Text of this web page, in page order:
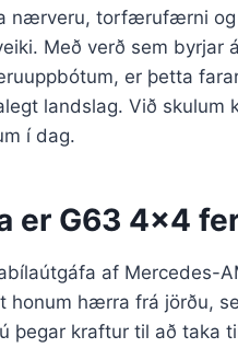
nærveru, torfærufærni og
Með verð sem
er þetta
landslag. Við
í dag.
er G63 4×4
af Mercedes-
honum hærra frá jörðu,
þegar kraftur til að taka